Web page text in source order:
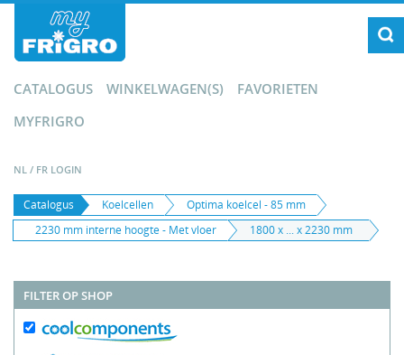
CATALOGUS WINKELWAGEN(S)
FAVORIETEN
MYFRIGRO
NL / FR LOGIN
Catalogus Koelcellen
Optima koelcel - 85 mm
2230 mm interne hoogte - Met vloer
1800 x ... x 2230 mm
FILTER OP SHOP